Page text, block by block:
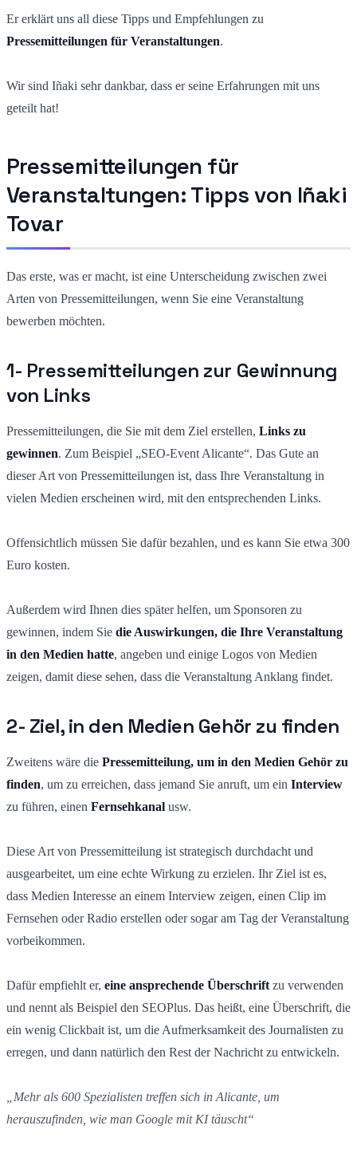
Er erklärt uns all diese Tipps und Empfehlungen zu
Pressemitteilungen für Veranstaltungen.
Wir sind Iñaki sehr dankbar, dass er seine Erfahrungen mit uns
geteilt hat!
Pressemitteilungen für
Veranstaltungen: Tipps von Iñaki
Tovar
Das erste, was er macht, ist eine Unterscheidung zwischen zwei
Arten von Pressemitteilungen, wenn Sie eine Veranstaltung
bewerben möchten.
1- Pressemitteilungen zur Gewinnung
von Links
Pressemitteilungen, die Sie mit dem Ziel erstellen, Links zu
gewinnen. Zum Beispiel „SEO-Event Alicante“. Das Gute an
dieser Art von Pressemitteilungen ist, dass Ihre Veranstaltung in
vielen Medien erscheinen wird, mit den entsprechenden Links.
Offensichtlich müssen Sie dafür bezahlen, und es kann Sie etwa 300
Euro kosten.
Außerdem wird Ihnen dies später helfen, um Sponsoren zu
gewinnen, indem Sie die Auswirkungen, die Ihre Veranstaltung
in den Medien hatte, angeben und einige Logos von Medien
zeigen, damit diese sehen, dass die Veranstaltung Anklang findet.
2- Ziel, in den Medien Gehör zu finden
Zweitens wäre die Pressemitteilung, um in den Medien Gehör zu
finden, um zu erreichen, dass jemand Sie anruft, um ein Interview
zu führen, einen Fernsehkanal usw.
Diese Art von Pressemitteilung ist strategisch durchdacht und
ausgearbeitet, um eine echte Wirkung zu erzielen. Ihr Ziel ist es,
dass Medien Interesse an einem Interview zeigen, einen Clip im
Fernsehen oder Radio erstellen oder sogar am Tag der Veranstaltung
vorbeikommen.
Dafür empfiehlt er, eine ansprechende Überschrift zu verwenden
und nennt als Beispiel den SEOPlus. Das heißt, eine Überschrift, die
ein wenig Clickbait ist, um die Aufmerksamkeit des Journalisten zu
erregen, und dann natürlich den Rest der Nachricht zu entwickeln.
„Mehr als 600 Spezialisten treffen sich in Alicante, um
herauszufinden, wie man Google mit KI täuscht“